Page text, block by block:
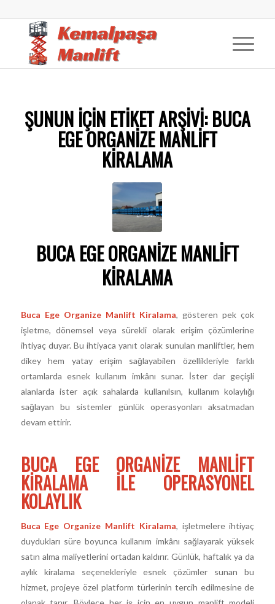
ŞUNUN IÇIN ETIKET ARŞIVI:BUCA
EGE ORGANIZE MANLIFT
KIRALAMA
BUCA EGE ORGANIZE MANLIFT
KIRALAMA
Buca Ege Organize Manlift Kiralama, gösteren pek çok
işletme, dönemsel veya sürekli olarak erişim çözümlerine
ihtiyaç duyar. Bu ihtiyaca yanıt olarak sunulan manliftler, hem
dikey hem yatay erişim sağlayabilen özellikleriyle farklı
ortamlarda esnek kullanım imkânı sunar. İster dar geçişli
alanlarda ister açık sahalarda kullanılsın, kullanım kolaylığı
sağlayan bu sistemler günlük operasyonları aksatmadan
devam ettirir.
BUCA EGE ORGANIZE MANLIFT
KIRALAMA ILE OPERASYONEL
KOLAYLIK
Buca Ege Organize Manlift Kiralama, işletmelere ihtiyaç
duydukları süre boyunca kullanım imkânı sağlayarak yüksek
satın alma maliyetlerini ortadan kaldırır. Günlük, haftalık ya da
aylık kiralama seçenekleriyle esnek çözümler sunan bu
hizmet, projeye özel platform türlerinin tercih edilmesine de